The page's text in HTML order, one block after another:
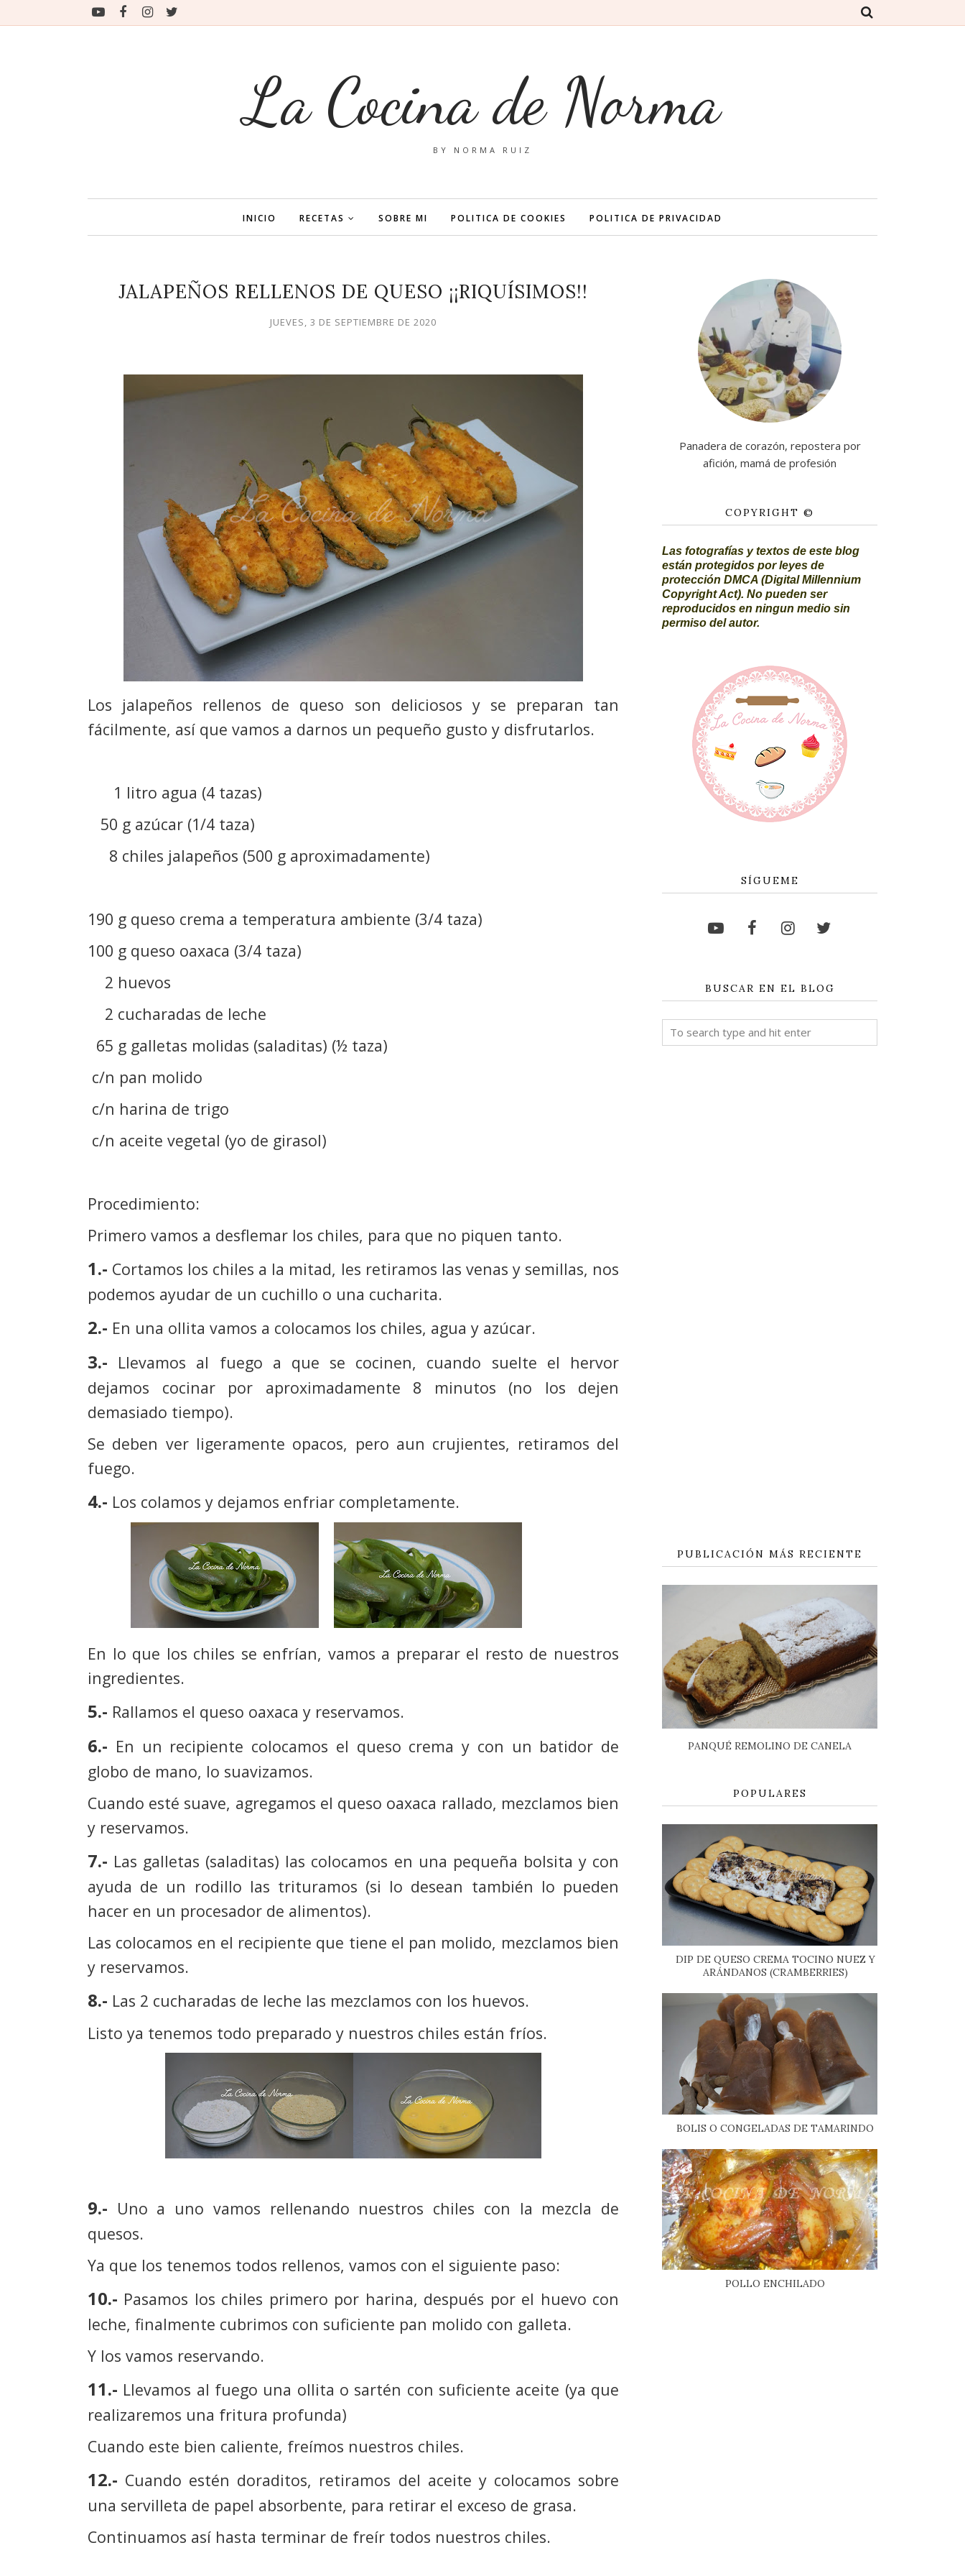
La Cocina de Norma
BY NORMA RUIZ
INICIO RECETAS SOBRE MI POLITICA DE COOKIES POLITICA DE PRIVACIDAD
JALAPEÑOS RELLENOS DE QUESO ¡¡RIQUÍSIMOS!!
JUEVES, 3 DE SEPTIEMBRE DE 2020
Los jalapeños rellenos de queso son deliciosos y se preparan tan
fácilmente, así que vamos a darnos un pequeño gusto y disfrutarlos.
1 litro agua (4 tazas)
50 g azúcar (1/4 taza)
8 chiles jalapeños (500 g aproximadamente)
190 g queso crema a temperatura ambiente (3/4 taza)
100 g queso oaxaca (3/4 taza)
2 huevos
2 cucharadas de leche
65 g galletas molidas (saladitas) (½ taza)
c/n pan molido
c/n harina de trigo
c/n aceite vegetal (yo de girasol)
Procedimiento:
Primero vamos a desflemar los chiles, para que no piquen tanto.
1.- Cortamos los chiles a la mitad, les retiramos las venas y semillas, nos
podemos ayudar de un cuchillo o una cucharita.
2.- En una ollita vamos a colocamos los chiles, agua y azúcar.
3.- Llevamos al fuego a que se cocinen, cuando suelte el hervor
dejamos cocinar por aproximadamente 8 minutos (no los dejen
demasiado tiempo).
Se deben ver ligeramente opacos, pero aun crujientes, retiramos del
fuego.
4.- Los colamos y dejamos enfriar completamente.
En lo que los chiles se enfrían, vamos a preparar el resto de nuestros
ingredientes.
5.- Rallamos el queso oaxaca y reservamos.
6.- En un recipiente colocamos el queso crema y con un batidor de
globo de mano, lo suavizamos.
Cuando esté suave, agregamos el queso oaxaca rallado, mezclamos bien
y reservamos.
7.- Las galletas (saladitas) las colocamos en una pequeña bolsita y con
ayuda de un rodillo las trituramos (si lo desean también lo pueden
hacer en un procesador de alimentos).
Las colocamos en el recipiente que tiene el pan molido, mezclamos bien
y reservamos.
8.- Las 2 cucharadas de leche las mezclamos con los huevos.
Listo ya tenemos todo preparado y nuestros chiles están fríos.
9.- Uno a uno vamos rellenando nuestros chiles con la mezcla de
quesos.
Ya que los tenemos todos rellenos, vamos con el siguiente paso:
10.- Pasamos los chiles primero por harina, después por el huevo con
leche, finalmente cubrimos con suficiente pan molido con galleta.
Y los vamos reservando.
11.- Llevamos al fuego una ollita o sartén con suficiente aceite (ya que
realizaremos una fritura profunda)
Cuando este bien caliente, freímos nuestros chiles.
12.- Cuando estén doraditos, retiramos del aceite y colocamos sobre
una servilleta de papel absorbente, para retirar el exceso de grasa.
Continuamos así hasta terminar de freír todos nuestros chiles.
Panadera de corazón, repostera por
afición, mamá de profesión
COPYRIGHT ©
Las fotografías y textos de este blog
están protegidos por leyes de
protección DMCA (Digital Millennium
Copyright Act). No pueden ser
reproducidos en ningun medio sin
permiso del autor.
SÍGUEME
BUSCAR EN EL BLOG
PUBLICACIÓN MÁS RECIENTE
PANQUÉ REMOLINO DE CANELA
POPULARES
DIP DE QUESO CREMA TOCINO NUEZ Y
ARÁNDANOS (CRAMBERRIES)
BOLIS O CONGELADAS DE TAMARINDO
POLLO ENCHILADO